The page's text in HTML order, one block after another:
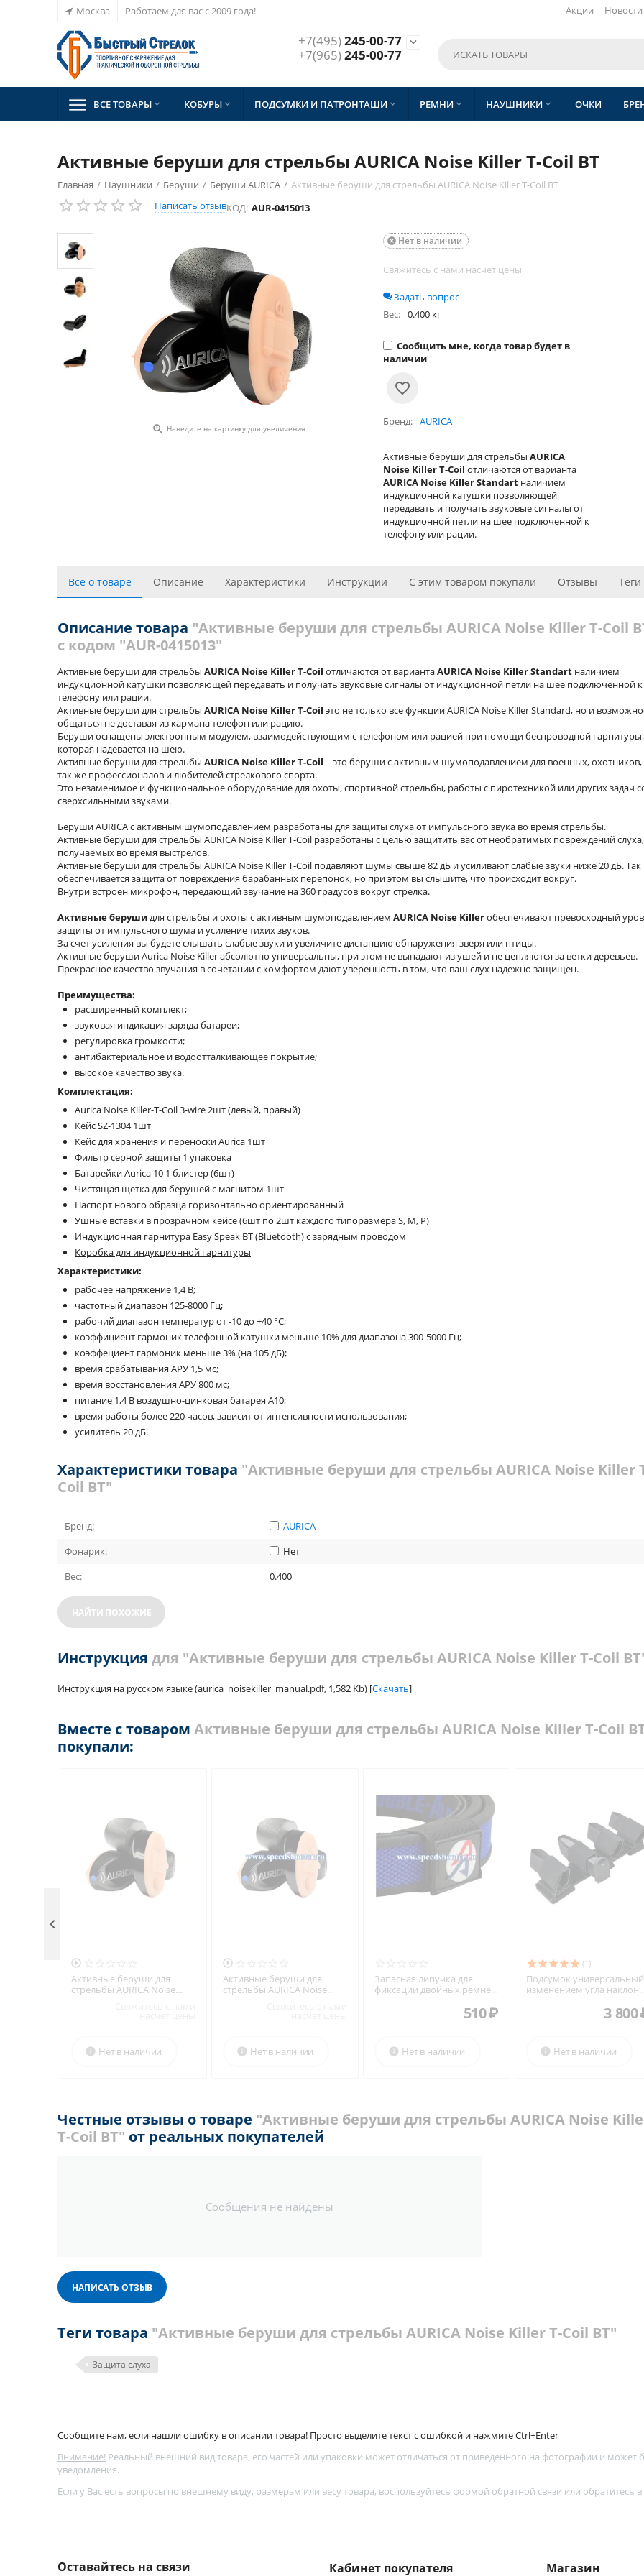
Москва Работаем для вас с 2009 года! Акции Новости
+7(495)245-00-77
+7(965)245-00-77

ВСЕ ТОВАРЫ  КОБУРЫ  ПОДСУМКИ И ПАТРОНТАШИ  РЕМНИ  НАУШНИКИ  ОЧКИ
Активные беруши для стрельбы AURICA Noise Killer T-Coil BT
Главная / Наушники / Беруши / Беруши AURICA / Активные беруши для стрельбы AURICA Noise Killer T-Coil BT
Написать отзывКОД: AUR-0415013
 Наведите на картинку для увеличения
Нет в наличии

Свяжитесь с нами насчёт цены
Задать вопрос
Вес: 0.400 кг
Сообщить мне, когда товар будет в
наличии
Бренд AURICA
Активные беруши для стрельбыAURICA
Noise Killer T-Coil отличаются от варианта
AURICA Noise Killer Standart наличием
индукционной катушки позволяющей
передавать и получать звуковые сигналы от
индукционной петли на шее подключенной к
телефону или рации.
Все о товаре Описание Характеристики Инструкции С этим товаром покупали Отзывы Теги
Описание товара "Активные беруши для стрельбы AURICA Noise Killer T-Coil
с кодом "AUR-0415013"
Активные беруши для стрельбы AURICA Noise Killer T-Coil отличаются от вариантаAURICA Noise Killer Standart наличием
индукционной катушки позволяющей передавать и получать звуковые сигналы от индукционной петли на шее подключенной к
телефону или рации.
Активные беруши для стрельбы AURICA Noise Killer T-Coil это не только все функции AURICA Noise Killer Standard, но и
общаться не доставая из кармана телефон или рацию.
Беруши оснащены электронным модулем, взаимодействующим с телефоном или рацией при помощи беспроводной гарнитуры,
которая надевается на шею.
Активные беруши для стрельбы AURICA Noise Killer T-Coil – это беруши с активным шумоподавлением для военных, охотников,
так же профессионалов и любителей стрелкового спорта.
Это незаменимое и функциональное оборудование для охоты, спортивной стрельбы, работы с пиротехникой или других задач
сверхсильными звуками.
Беруши AURICA с активным шумоподавлением разработаны для защиты слуха от импульсного звука во время стрельбы.
Активные беруши для стрельбы AURICA Noise Killer T-Coil разработаны с целью защитить вас от необратимых повреждений слуха,
получаемых во время выстрелов.
Активные беруши для стрельбы AURICA Noise Killer T-Coil подавляют шумы свыше 82 дБ и усиливают слабые звуки ниже 20 дБ. Так
обеспечивается защита от повреждения барабанных перепонок, но при этом вы слышите, что происходит вокруг.
Внутри встроен микрофон, передающий звучание на 360 градусов вокруг стрелка.
Активные берушидля стрельбы и охоты с активным шумоподавлением AURICA Noise Killerобеспечивают превосходный
защиты от импульсного шума и усиление тихих звуков.
За счет усиления вы будете слышать слабые звуки и увеличите дистанцию обнаружения зверя или птицы.
Активные беруши Aurica Noise Killer абсолютно универсальны, при этом не выпадают из ушей и не цепляются за ветки деревьев.
Прекрасное качество звучания в сочетании с комфортом дают уверенность в том, что ваш слух надежно защищен.
Преимущества:
расширенный комплект;
звуковая индикация заряда батареи;
регулировка громкости;
антибактериальное и водоотталкивающее покрытие;
высокое качество звука.
Комплектация:
Aurica Noise Killer-T-Coil 3-wire 2шт (левый, правый)
Кейс SZ-1304 1шт
Кейс для хранения и переноски Aurica 1шт
Фильтр серной защиты 1 упаковка
Батарейки Aurica 10 1 блистер (6шт)
Чистящая щетка для берушей с магнитом 1шт
Паспорт нового образца горизонтально ориентированный
Ушные вставки в прозрачном кейсе (6шт по 2шт каждого типоразмера S, M, P)
Индукционная гарнитура Easy Speak BT (Bluetooth) с зарядным проводом
Коробка для индукционной гарнитуры
Характеристики:
рабочее напряжение 1,4 В;
частотный диапазон 125-8000 Гц;
рабочий диапазон температур от -10 до +40 °С;
коэффициент гармоник телефонной катушки меньше 10% для диапазона 300-5000 Гц;
коэффециент гармоник меньше 3% (на 105 дБ);
время срабатывания АРУ 1,5 мс;
время восстановления АРУ 800 мс;
питание 1,4 В воздушно-цинковая батарея А10;
время работы более 220 часов, зависит от интенсивности использования;
усилитель 20 дБ.
Характеристики товара "Активные беруши для стрельбы AURICA Noise Killer
Coil BT"
Бренд:
AURICA
Фонарик:
Нет
Вес:
0.400
НАЙТИ ПОХОЖИЕ
Инструкция для "Активные беруши для стрельбы AURICA Noise Killer T-Coil
Инструкция на русском языке (aurica_noisekiller_manual.pdf, 1,582 Kb) [Скачать]
Вместе с товаром Активные беруши для стрельбы AURICA Noise Killer T-Coil
покупали:

Активные беруши для
стрельбы AURICA Noise
Нет в наличии


Активные беруши для
стрельбы AURICA Noise
Нет в наличии

Запасная липучка для
фиксации двойных ремней
510₽
Нет в наличии

(1)
Подсумок
изменением угла наклона
3 800
Нет в наличии


Честные отзывы о товаре "Активные беруши для стрельбы AURICA Noise
T-Coil BT" от реальных покупателей
Сообщения не найдены
НАПИСАТЬ ОТЗЫВ
Теги товара "Активные беруши для стрельбы AURICA Noise Killer T-Coil BT"
Защита слуха
Сообщите нам, если нашли ошибку в описании товара! Просто выделите текст с ошибкой и нажмите Ctrl+Enter
Внимание! Реальный внешний вид товара, его частей или упаковки может отличаться от приведенного на фотографии и
уведомления.
Если у Вас есть вопросы по внешнему виду, размерам или весу товара, воспользуйтесь формой обратной связи или обратитесь
Оставайтесь на связи Кабинет покупателя Магазин